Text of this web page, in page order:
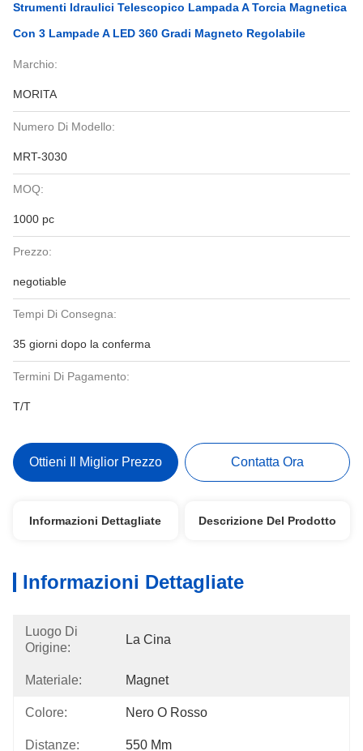
Strumenti Idraulici Telescopico Lampada A Torcia Magnetica
Con 3 Lampade A LED 360 Gradi Magneto Regolabile
Marchio:
MORITA
Numero Di Modello:
MRT-3030
MOQ:
1000 pc
Prezzo:
negotiable
Tempi Di Consegna:
35 giorni dopo la conferma
Termini Di Pagamento:
T/T
Ottieni Il Miglior Prezzo Contatta Ora
Informazioni Dettagliate Descrizione Del Prodotto
Informazioni Dettagliate
Luogo Di
Origine:
La Cina
Materiale: Magnet
Colore: Nero O Rosso
Distanze: 550 Mm